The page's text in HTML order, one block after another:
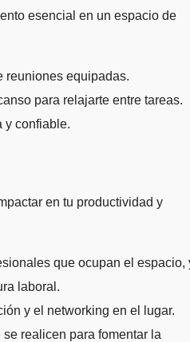
esencial en un espacio de
reuniones equipadas.
para relajarte entre tareas.
y confiable.
en tu productividad y
que ocupan el espacio,
laboral.
y el networking en el lugar.
realicen para fomentar la